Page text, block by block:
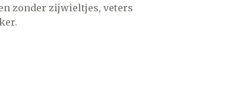
zonder zijwieltjes, veters